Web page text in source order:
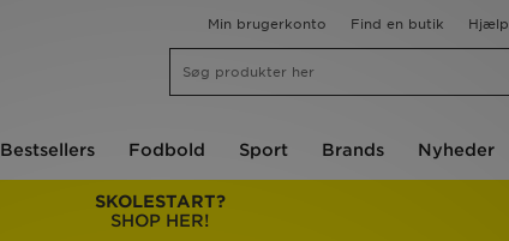
Min brugerkonto Find en butik Hjælp
Bestsellers Fodbold Sport Brands Nyheder
SKOLESTART?
SHOP HER!